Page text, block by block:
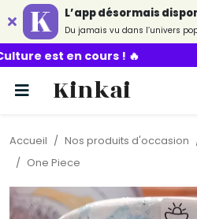
L’app désormais
Du jamais vu dans l’univers
! 🔥
Kinkai
Accueil Nos produits d'occasion
One Piece